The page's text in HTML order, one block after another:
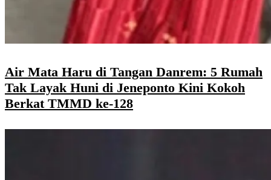
Air Mata Haru di Tangan Danrem: 5 Rumah
Tak Layak Huni di Jeneponto Kini Kokoh
Berkat TMMD ke-128